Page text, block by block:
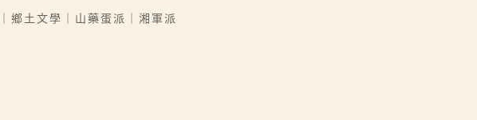
鄉土文學｜山藥蛋派｜湘軍派